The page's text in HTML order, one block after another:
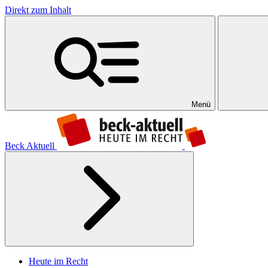
Direkt zum Inhalt
Menü
Beck Aktuell
Heute im Recht